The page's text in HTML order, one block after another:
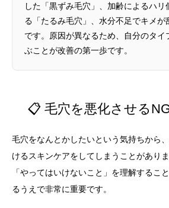
した「黒ずみ毛穴」、加齢によるハリ
る「たるみ毛穴」、水分不足でキメが
です。原因が異なるため、自分のタイ
ぶことが改善の第一歩です。
📋 毛穴を悪化させる
毛穴をなんとかしたいという気持ちから
けるスキンケアをしてしまうことがあり
「やってはいけないこと」を理解するこ
るうえで非常に重要です。